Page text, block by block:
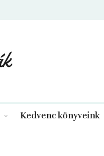
Kedvenc könyveink